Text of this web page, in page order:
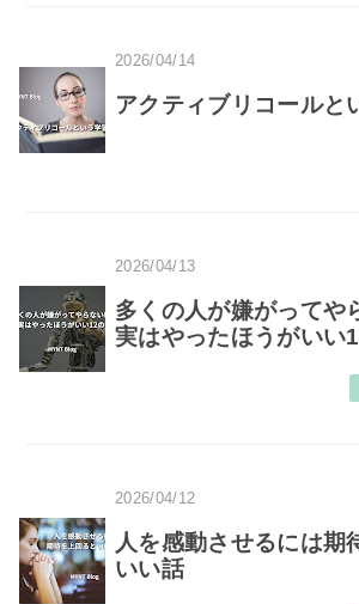
2026/04/14
アクティブリコールと
2026/04/13
多くの人が嫌がってや
実はやったほうがいい
2026/04/12
人を感動させるには期
いい話